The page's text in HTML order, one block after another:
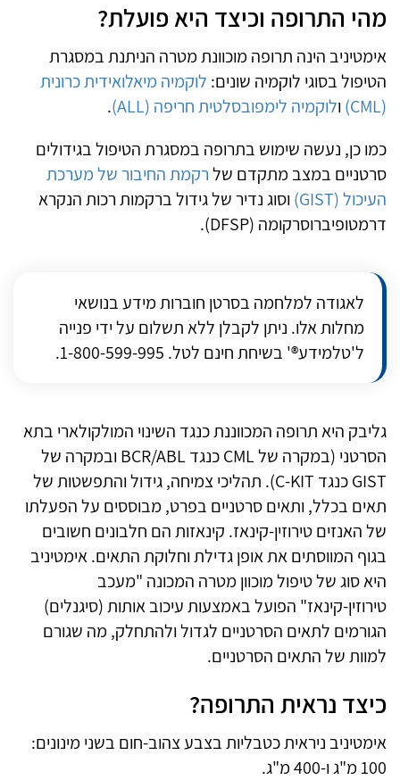
מהי התרופה וכיצד היא פועלת?
אימטיניב הינה תרופה מוכוונת מטרה הניתנת במסגרת
הטיפול בסוגי לוקמיה שונים: לוקמיה מיאלואידית כרונית
(CML)
ולוקמיה לימפובסלטית חריפה (ALL)
.
כמו כן, נעשה שימוש בתרופה במסגרת הטיפול בגידולים
סרטניים במצב מתקדם שלרקמת החיבור של מערכת
העיכול (GIST)
וסוג נדיר של גידול ברקמות רכות הנקרא
דרמטופיברוסרקומה (DFSP).
לאגודה למלחמה בסרטן חוברות מידע בנושאי
מחלות אלו. ניתן לקבלן ללא תשלום על ידי פנייה
ל'טלמידע®' בשיחת חינם לטל. 1-800-599-995.
גליבק היא תרופה המכווננת כנגד השינוי המולקולארי בתא
הסרטני (במקרה של CML כנגד BCR/ABL ובמקרה של
GIST כנגד C-KIT). תהליכי צמיחה, גידול והתפשטות של
תאים בכלל, ותאים סרטניים בפרט, מבוססים על הפעלתו
של האנזים טירוזין-קינאז. קינאזות הם חלבונים חשובים
בגוף המווסתים את אופן גדילת וחלוקת התאים. אימטיניב
היא סוג של טיפול מוכוון מטרה המכונה "מעכב
טירוזין-קינאז" הפועל באמצעות עיכוב אותות (סיגנלים)
הגורמים לתאים הסרטניים לגדול ולהתחלק, מה שגורם
למוות של התאים הסרטניים.
כיצד נראית התרופה?
אימטיניב ניראית כטבליות בצבע צהוב-חום בשני מינונים:
100 מ"ג ו-400 מ"ג.